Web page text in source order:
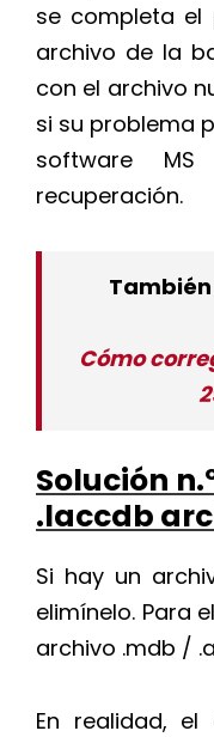
se completa el
archivo de la
con el archivo
si su problema
software
recuperación.
Cómo
Solución
.laccdb
Si hay un
elimínelo. Para
archivo .mdb /
En realidad,